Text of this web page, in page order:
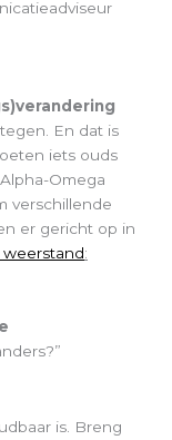
En dat is
iets ouds
Omega
verschillende
er gericht op in
:
is. Breng